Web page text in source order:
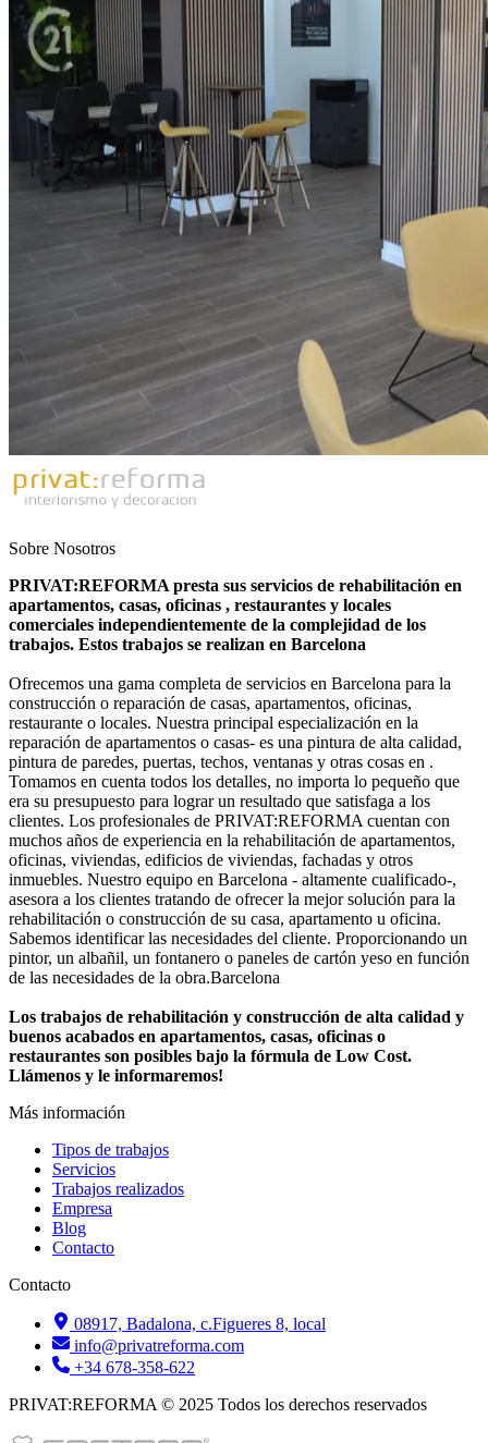
Sobre Nosotros
PRIVAT:REFORMA presta sus servicios de rehabilitación en
apartamentos, casas, oficinas , restaurantes y locales
comerciales independientemente de la complejidad de los
trabajos. Estos trabajos se realizan en Barcelona
Ofrecemos una gama completa de servicios en Barcelona para la
construcción o reparación de casas, apartamentos, oficinas,
restaurante o locales. Nuestra principal especialización en la
reparación de apartamentos o casas- es una pintura de alta calidad,
pintura de paredes, puertas, techos, ventanas y otras cosas en .
Tomamos en cuenta todos los detalles, no importa lo pequeño que
era su presupuesto para lograr un resultado que satisfaga a los
clientes. Los profesionales de PRIVAT:REFORMA cuentan con
muchos años de experiencia en la rehabilitación de apartamentos,
oficinas, viviendas, edificios de viviendas, fachadas y otros
inmuebles. Nuestro equipo en Barcelona - altamente cualificado-,
asesora a los clientes tratando de ofrecer la mejor solución para la
rehabilitación o construcción de su casa, apartamento u oficina.
Sabemos identificar las necesidades del cliente. Proporcionando un
pintor, un albañil, un fontanero o paneles de cartón yeso en función
de las necesidades de la obra.Barcelona
Los trabajos de rehabilitación y construcción de alta calidad y
buenos acabados en apartamentos, casas, oficinas o
restaurantes son posibles bajo la fórmula de Low Cost.
Llámenos y le informaremos!
Más información
Tipos de trabajos
Servicios
Trabajos realizados
Empresa
Blog
Contacto
Contacto
08917, Badalona, c.Figueres 8, local
info@privatreforma.com
+34 678-358-622
PRIVAT:REFORMA © 2025 Todos los derechos reservados